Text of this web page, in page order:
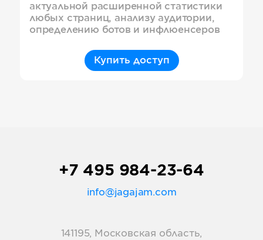
актуальной расширенной статистики
любых страниц, анализу аудитории,
определению ботов и инфлюенсеров
Купить доступ
+7 495 984-23-64
info@jagajam.com
141195, Московская область,